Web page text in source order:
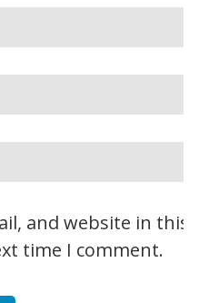
and website in this
time I comment.